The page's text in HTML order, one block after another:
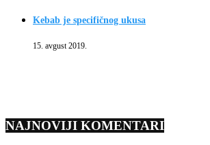
Kebab je specifičnog ukusa
15. avgust 2019.
NAJNOVIJI KOMENTARI